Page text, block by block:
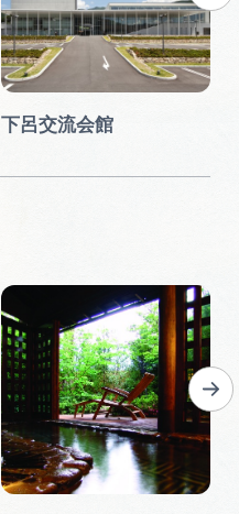
下呂交流会館